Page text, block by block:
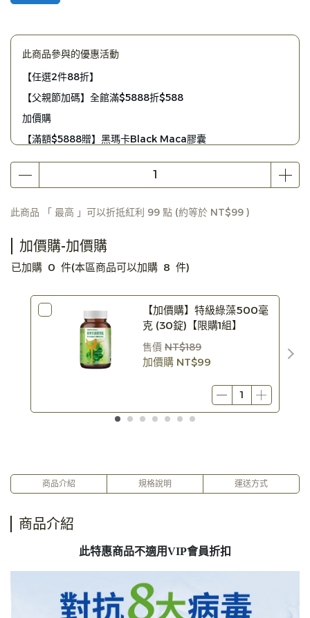
此商品參與的優惠活動
【任選2件88折】
【父親節加碼】全館滿$5888折$588
加價購
【滿額$5888贈】黑瑪卡Black Maca膠囊
【滿額$4880贈】植物DHA藻油膠囊
【滿額$2980贈】ApoX 防毒霸體外長效升級版
此商品 「 最高 」可以折抵紅利 99 點 (約等於 NT$99 )
加價購-加價購
已加購 0 件(本區商品可以加購 8 件)
【加價購】特級綠藻500毫
克 (30錠)【限購1組】
售價 NT$189
加價購 NT$99
商品介紹 規格說明 運送方式
商品介紹
此特惠商品不適用VIP會員折扣